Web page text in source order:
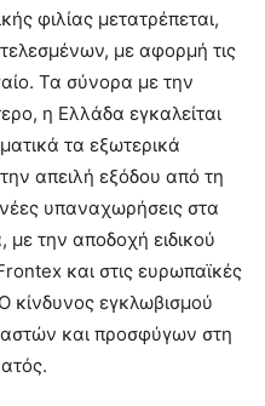
φιλίας μετατρέπεται,
με αφορμή τις
Τα σύνορα με την
η Ελλάδα εγκαλείται
τα εξωτερικά
απειλή εξόδου από τη
υπαναχωρήσεις στα
την αποδοχή ειδικού
και στις ευρωπαϊκές
κίνδυνος εγκλωβισμού
και προσφύγων στη